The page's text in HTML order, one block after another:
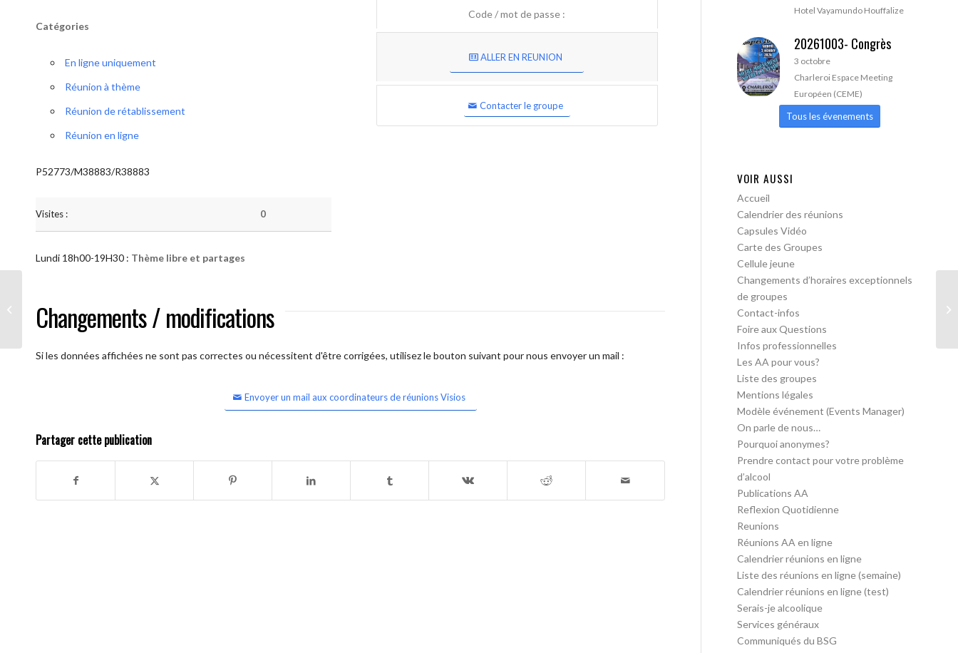
Catégories
En ligne uniquement
Réunion à thème
Réunion de rétablissement
Réunion en ligne
P52773/M38883/R38883
Visites : 0
Code / mot de passe :
ALLER EN REUNION
Contacter le groupe
Lundi 18h00-19H30 : Thème libre et partages
Changements / modifications
Si les données affichées ne sont pas correctes ou nécessitent d'être corrigées, utilisez le bouton suivant pour nous envoyer un mail :
Envoyer un mail aux coordinateurs de réunions Visios
Partager cette publication
Hotel Vayamundo Houffalize
20261003- Congrès
3 octobre
Charleroi Espace Meeting
Européen (CEME)
Tous les évenements
VOIR AUSSI
Accueil
Calendrier des réunions
Capsules Vidéo
Carte des Groupes
Cellule jeune
Changements d’horaires exceptionnels
de groupes
Contact-infos
Foire aux Questions
Infos professionnelles
Les AA pour vous?
Liste des groupes
Mentions légales
Modèle événement (Events Manager)
On parle de nous…
Pourquoi anonymes?
Prendre contact pour votre problème
d’alcool
Publications AA
Reflexion Quotidienne
Reunions
Réunions AA en ligne
Calendrier réunions en ligne
Liste des réunions en ligne (semaine)
Calendrier réunions en ligne (test)
Serais-je alcoolique
Services généraux
Communiqués du BSG
partages )